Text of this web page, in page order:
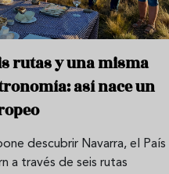
rutas y una misma
así nace un
descubrir Navarra, el País
a través de seis rutas